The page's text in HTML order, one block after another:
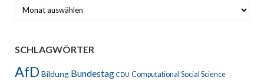
Archiv
SCHLAGWÖRTER
AfDBildung Bundestag CDU Computational Social Science